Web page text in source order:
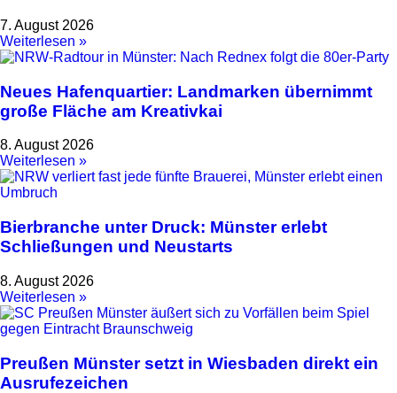
7. August 2026
Weiterlesen »
Neues Hafenquartier: Landmarken übernimmt
große Fläche am Kreativkai
8. August 2026
Weiterlesen »
Bierbranche unter Druck: Münster erlebt
Schließungen und Neustarts
8. August 2026
Weiterlesen »
Preußen Münster setzt in Wiesbaden direkt ein
Ausrufezeichen